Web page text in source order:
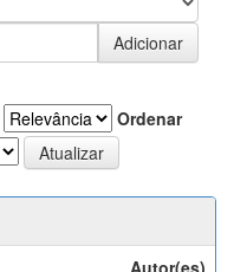
Ordenar
Autor(es)